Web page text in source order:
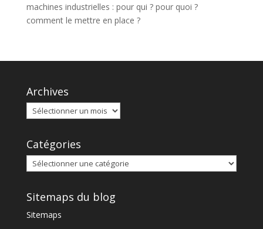
machines industrielles : pour qui ? pour quoi ?
comment le mettre en place ?
Archives
Catégories
Sitemaps du blog
Sitemaps